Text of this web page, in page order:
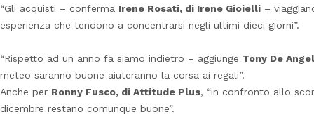
“Gli acquisti – conferma Irene Rosati, di Irene Gioielli –
esperienza che tendono a concentrarsi negli ultimi dieci giorni”.
“Rispetto ad un anno fa siamo indietro – aggiunge Tony De
meteo saranno buone aiuteranno la corsa ai regali”.
Anche per Ronny Fusco, di Attitude Plus, “in confronto allo
dicembre restano comunque buone”.